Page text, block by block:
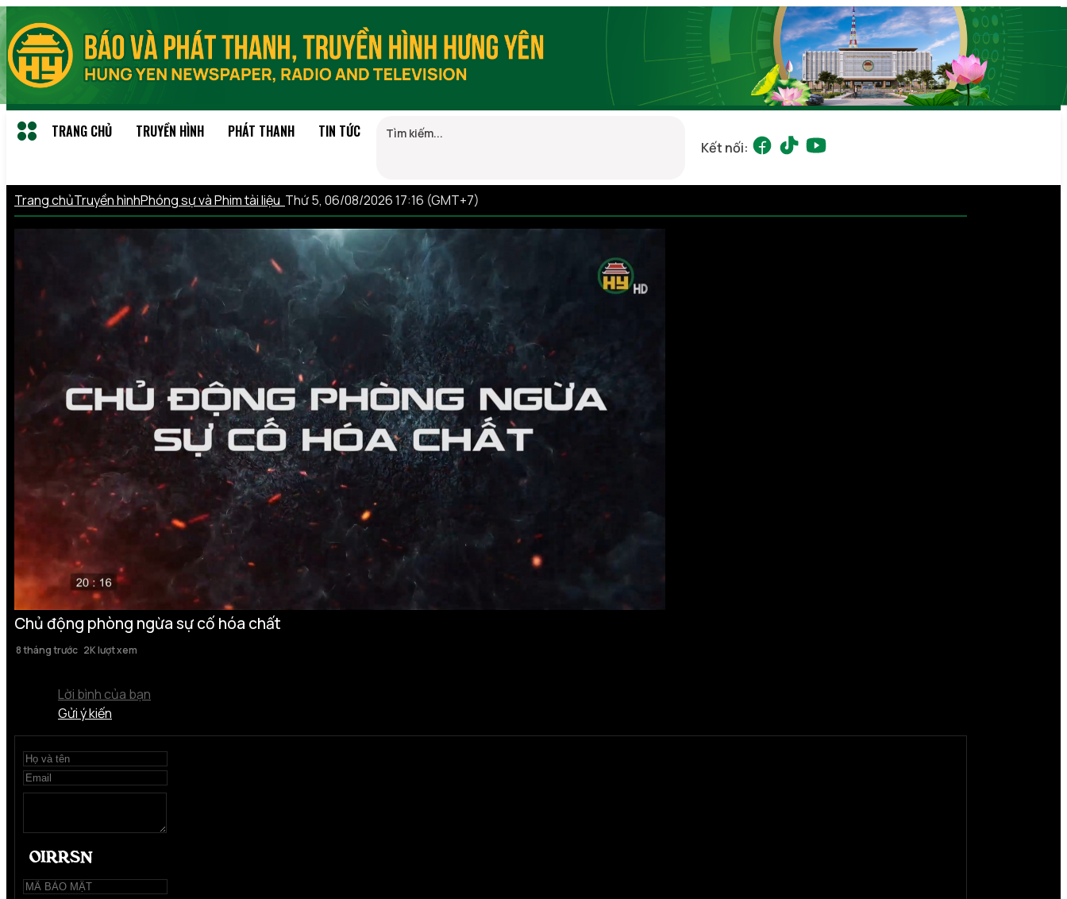
TRANG CHỦ TRUYỀN HÌNH PHÁT THANH TIN TỨC
Kết nối:
Trang chủTruyền hìnhPhóng sự và Phim tài liệu Thứ 5, 06/08/2026 17:16 (GMT+7)
Chủ động phòng ngừa sự cố hóa chất
8 tháng trước 2K lượt xem
Lời bình của bạn
Gửi ý kiến